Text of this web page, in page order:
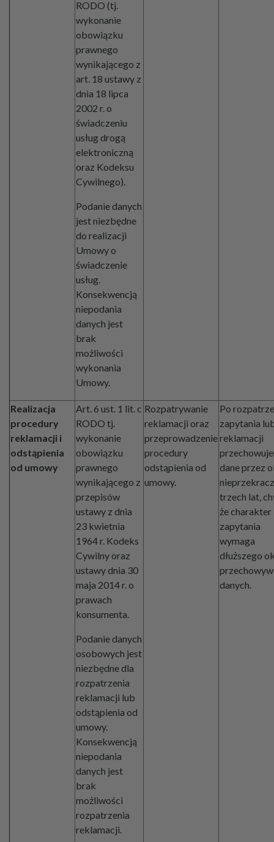
RODO (tj.
wykonanie
obowiązku
prawnego
wynikającego z
art. 18 ustawy z
dnia 18 lipca
2002 r. o
świadczeniu
usług drogą
elektroniczną
oraz Kodeksu
Cywilnego).
Podanie danych
jest niezbędne
do realizacji
Umowy o
świadczenie
usług.
Konsekwencją
niepodania
danych jest
brak
możliwości
wykonania
Umowy.
Realizacja
procedury
reklamacji i
odstąpienia
od umowy
Art. 6 ust. 1 lit. c
RODO tj.
wykonanie
obowiązku
prawnego
wynikającego z
przepisów
ustawy z dnia
23 kwietnia
1964 r. Kodeks
Cywilny oraz
ustawy dnia 30
maja 2014 r. o
prawach
konsumenta.
Podanie danych
osobowych jest
niezbędne dla
rozpatrzenia
reklamacji lub
odstąpienia od
umowy.
Konsekwencją
niepodania
danych jest
brak
możliwości
rozpatrzenia
reklamacji.
Rozpatrywanie
reklamacji oraz
przeprowadzenie
procedury
odstąpienia od
umowy.
Po
zapytania
reklamacji
dane przez
trzech lat,
że charakter
zapytania
wymaga
dłuższego
danych.